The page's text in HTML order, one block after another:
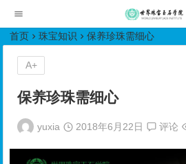
首页 珠宝知识 保养珍珠需细心
保养珍珠需细心
yuxia 2018年6月22日 评论
A+